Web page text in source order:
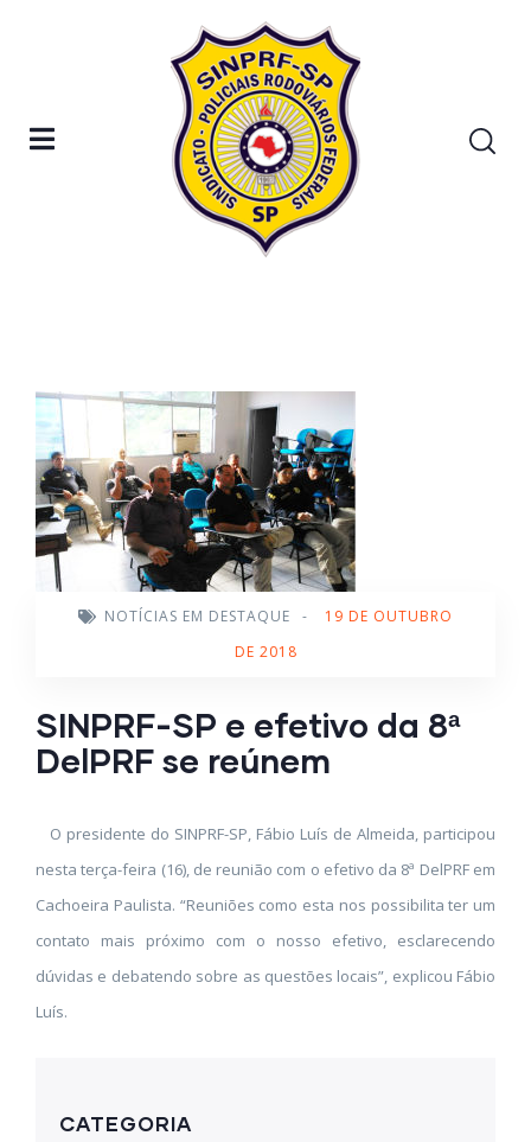
NOTÍCIAS EM DESTAQUE -
19 DE OUTUBRO
DE 2018
SINPRF-SP e efetivo da 8ª
DelPRF se reúnem
O presidente do SINPRF-SP, Fábio Luís de Almeida, participou
nesta terça-feira (16), de reunião com o efetivo da 8ª DelPRF em
Cachoeira Paulista. “Reuniões como esta nos possibilita ter um
contato mais próximo com o nosso efetivo, esclarecendo
dúvidas e debatendo sobre as questões locais”, explicou Fábio
Luís.
CATEGORIA